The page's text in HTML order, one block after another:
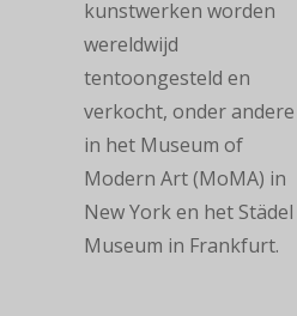
kunstwerken worden
wereldwijd
tentoongesteld en
verkocht, onder andere
in het Museum of
Modern Art (MoMA) in
New York en het Städel
Museum in Frankfurt.